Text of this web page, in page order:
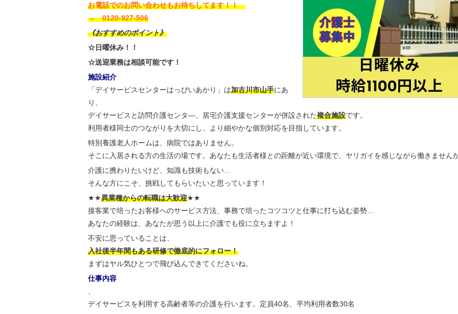
お電話でのお問い合わせもお待ちしてます！！
→ 0120-927-506
《おすすめのポイント》
☆日曜休み！！
☆送迎業務は相談可能です！
施設紹介
「デイサービスセンターはっぴいあかり」は加古川市山手にあ
り、
デイサービスと訪問介護センタ―、居宅介護支援センターが併設された複合施設です。
利用者様同士のつながりを大切にし、より細やかな個別対応を目指しています。
特別養護老人ホームは、病院ではありません。
そこに入居される方の生活の場です。あなたも生活者様との距離が近い環境で、ヤリガイを感じながら働きません
介護に携わりたいけど、知識も技術もない…
そんな方にこそ、挑戦してもらいたいと思っています！
★★異業種からの転職は大歓迎★★
接客業で培ったお客様へのサービス方法、事務で培ったコツコツと仕事に打ち込む姿勢…
あなたの経験は、あなたが思う以上に介護でも役に立ちますよ！
不安に思っていることは、
入社後半年間もある研修で徹底的にフォロー！
まずはヤル気ひとつで飛び込んできてくださいね。
仕事内容
デイサービスを利用する高齢者等の介護を行います。定員40名、平均利用者数30名